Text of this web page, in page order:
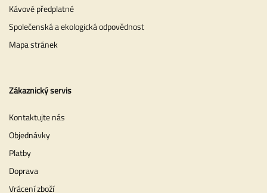
Kávové předplatné
Společenská a ekologická odpovědnost
Mapa stránek
Zákaznický servis
Kontaktujte nás
Objednávky
Platby
Doprava
Vrácení zboží